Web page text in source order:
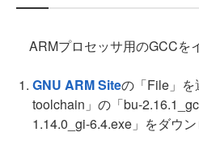
ARMプロセッサ用のGCCを
GNU ARM Siteの「File」を
toolchain」の「bu-
1.14.0_gi-6.4.exe」をダウン